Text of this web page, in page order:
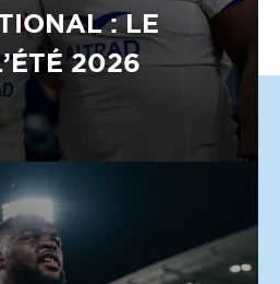
: LE
2026